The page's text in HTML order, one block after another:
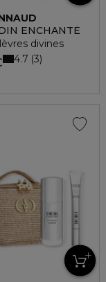
ENCHANTÉ
divines
4.7 3